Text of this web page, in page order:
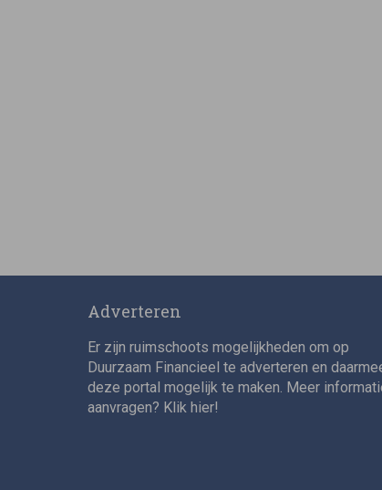
Adverteren
Er zijn ruimschoots mogelijkheden om op
Duurzaam Financieel te adverteren en
deze portal mogelijk te maken. Meer
aanvragen? Klik hier!